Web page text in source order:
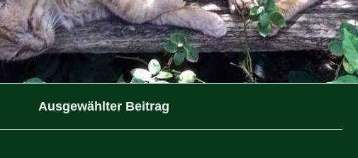
Ausgewählter Beitrag